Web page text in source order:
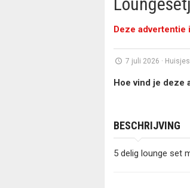
Deze advertentie
7 juli 2026 ·
Hoe vind je deze
BESCHRIJVING
5 delig lounge set